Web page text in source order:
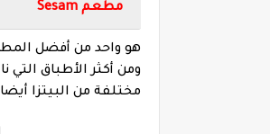
مطعم Sesam
هو واحد من أفضل
ومن أكثر الأطباق
مختلفة من البيتزا